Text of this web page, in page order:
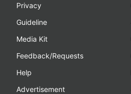
Privacy
Guideline
Media Kit
Feedback/Requests
Help
Advertisement